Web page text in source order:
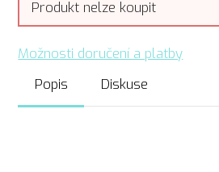
Produkt nelze koupit
Možnosti doručení a platby
Popis
Diskuse